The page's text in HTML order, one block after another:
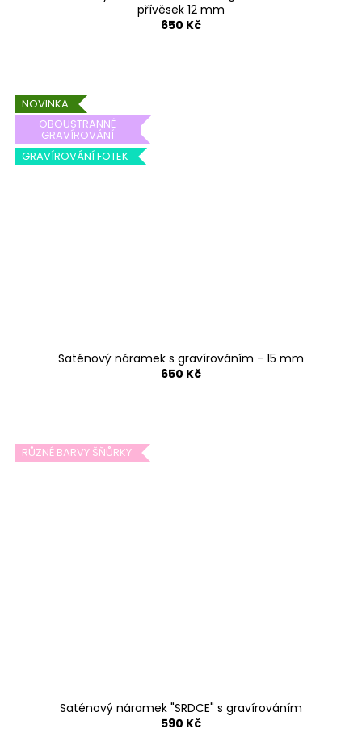
přívěsek 12 mm
650 Kč
NOVINKA
OBOUSTRANNÉ
GRAVÍROVÁNÍ
GRAVÍROVÁNÍ FOTEK
Saténový náramek s gravírováním - 15 mm
650 Kč
RŮZNÉ BARVY ŠŇŮRKY
Saténový náramek "SRDCE" s gravírováním
590 Kč